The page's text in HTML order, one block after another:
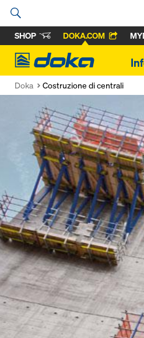
SHOP DOKA.COM
Doka
Doka Costruzione di centrali